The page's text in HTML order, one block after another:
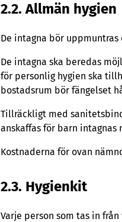
2.2. Allmän hygien
De intagna bör
De intagna ska beredas
för personlig hygien ska
bostadsrum bör fängelset
Tillräckligt med
anskaffas för barn intagnas
Kostnaderna för ovan
2.3. Hygienkit
Varje person som tas in